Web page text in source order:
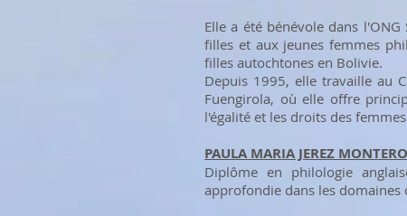
Elle a été bénévole dans
filles et aux jeunes femmes
filles autochtones en Bolivie.
Depuis 1995, elle travaille au
Fuengirola, où elle offre
l'égalité et les droits des
PAULA MARIA JEREZ MONTERO
Diplôme en philologie
approfondie dans les domaines